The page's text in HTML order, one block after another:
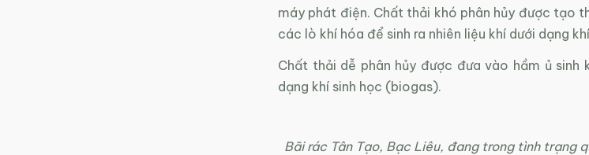
máy phát điện. Chất thải khó phân hủy được tạo
các lò khí hóa để sinh ra nhiên liệu khí dưới dạng
Chất thải dễ phân hủy được đưa vào hầm ủ sinh
dạng khí sinh học (biogas).
Bãi rác Tân Tạo, Bạc Liêu, đang trong tình trạng